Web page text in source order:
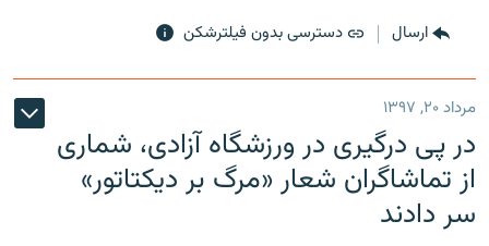
ارسال دسترسی بدون فیلترشکن
مرداد ۲۰, ۱۳۹۷
در پی درگیری در ورزشگاه آزادی، شماری
از تماشاگران شعار «مرگ بر دیکتاتور»
سر دادند